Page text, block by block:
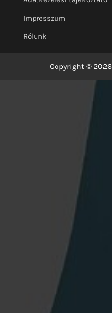
Impresszum
Rólunk
Copyright © 2026